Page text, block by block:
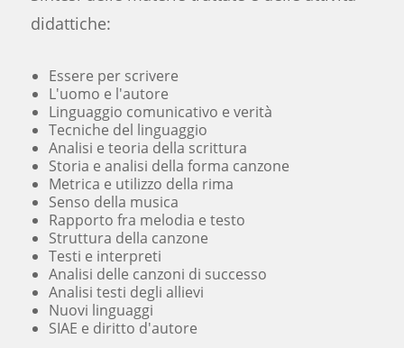
COMPOSITORI
PRODUZIONE MUSICALE E ARRANGIAMENTO
SEMINARI
DOCENTI
RISULTATI
OPPORTUNITA'
MUSIC BOOK
STUDIO RECORDING
didattiche:
Essere per scrivere
L'uomo e l'autore
Linguaggio comunicativo e verità
Tecniche del linguaggio
Analisi e teoria della scrittura
Storia e analisi della forma canzone
Metrica e utilizzo della rima
Senso della musica
Rapporto fra melodia e testo
Struttura della canzone
Testi e interpreti
Analisi delle canzoni di successo
Analisi testi degli allievi
Nuovi linguaggi
SIAE e diritto d'autore